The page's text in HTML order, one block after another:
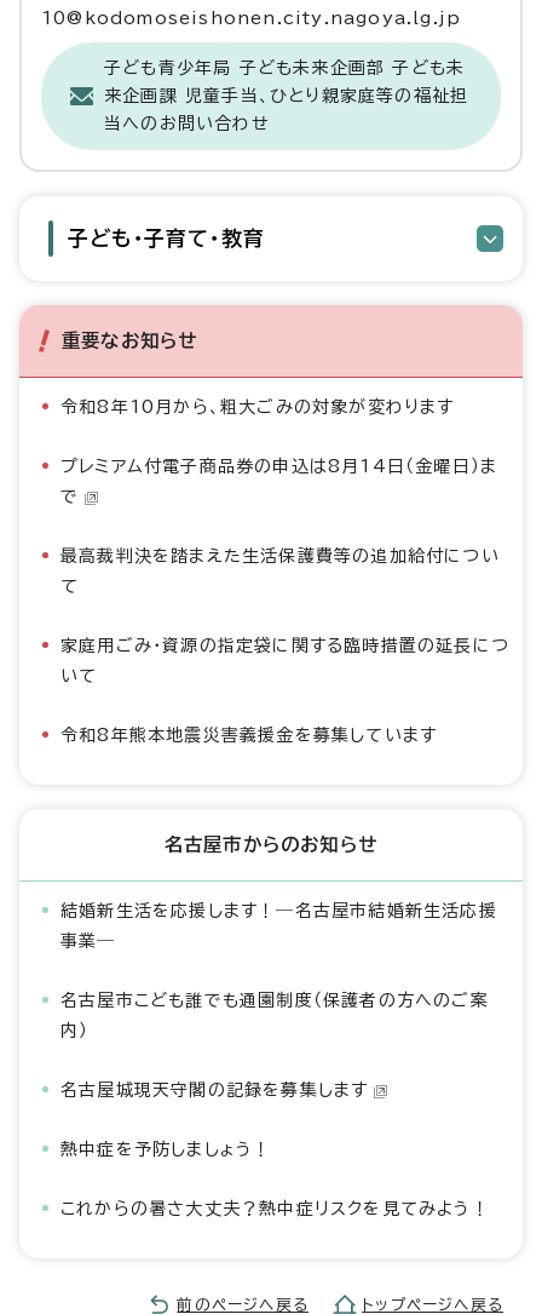
10@kodomoseishonen.city.nagoya.lg.jp
子ども青少年局 子ども未来企画部 子ども未
来企画課 児童手当、ひとり親家庭等の福祉担
当へのお問い合わせ
子ども・子育て・教育
重要なお知らせ
令和8年10月から、粗大ごみの対象が変わります
プレミアム付電子商品券の申込は8月14日（金曜日）ま
で
最高裁判決を踏まえた生活保護費等の追加給付につい
て
家庭用ごみ・資源の指定袋に関する臨時措置の延長につ
いて
令和8年熊本地震災害義援金を募集しています
名古屋市からのお知らせ
結婚新生活を応援します！―名古屋市結婚新生活応援
事業―
名古屋市こども誰でも通園制度（保護者の方へのご案
内）
名古屋城現天守閣の記録を募集します
熱中症を予防しましょう！
これからの暑さ大丈夫？熱中症リスクを見てみよう！
前のページへ戻る トップページへ戻る